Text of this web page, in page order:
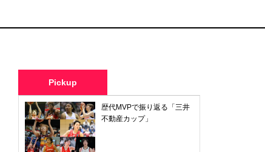
Pickup
歴代MVPで振り返る「三井
不動産カップ」